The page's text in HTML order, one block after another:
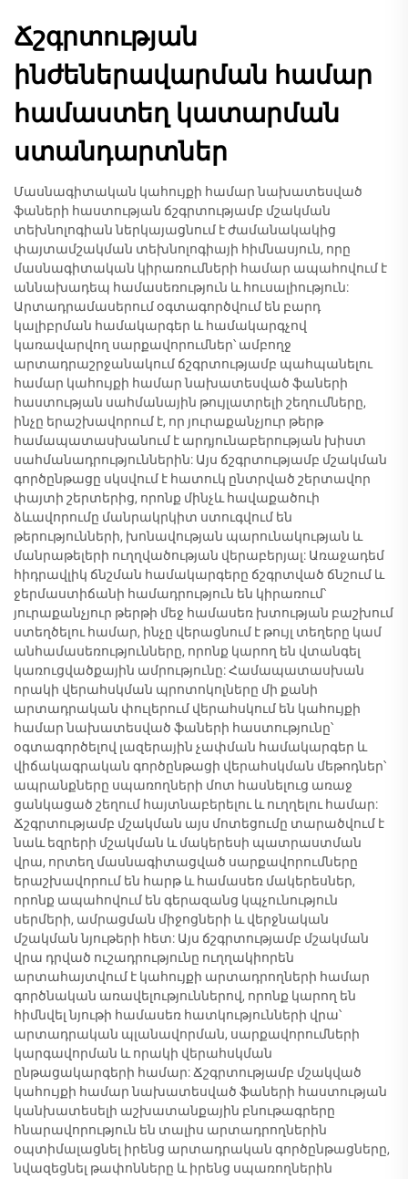
Ճշգրտության
ինժեներավարման համար
համաստեղ կատարման
ստանդարտներ
Մասնագիտական կահույքի համար նախատեսված
ֆաների հաստության ճշգրտությամբ մշակման
տեխնոլոգիան ներկայացնում է ժամանակակից
փայտամշակման տեխնոլոգիայի հիմնասյուն, որը
մասնագիտական կիրառումների համար ապահովում է
աննախադեպ համասեռություն և հուսալիություն:
Արտադրամասերում օգտագործվում են բարդ
կալիբրման համակարգեր և համակարգչով
կառավարվող սարքավորումներ՝ ամբողջ
արտադրաշրջանակում ճշգրտությամբ պահպանելու
համար կահույքի համար նախատեսված ֆաների
հաստության սահմանային թույլատրելի շեղումները,
ինչը երաշխավորում է, որ յուրաքանչյուր թերթ
համապատասխանում է արդյունաբերության խիստ
սահմանադրություններին: Այս ճշգրտությամբ մշակման
գործընթացը սկսվում է հատուկ ընտրված շերտավոր
փայտի շերտերից, որոնք մինչև հավաքածուի
ձևավորումը մանրակրկիտ ստուգվում են
թերությունների, խոնավության պարունակության և
մանրաթելերի ուղղվածության վերաբերյալ: Առաջադեմ
հիդրավլիկ ճնշման համակարգերը ճշգրտված ճնշում և
ջերմաստիճանի համադրություն են կիրառում՝
յուրաքանչյուր թերթի մեջ համասեռ խտության բաշխում
ստեղծելու համար, ինչը վերացնում է թույլ տեղերը կամ
անհամասեռությունները, որոնք կարող են վտանգել
կառուցվածքային ամրությունը: Համապատասխան
որակի վերահսկման պրոտոկոլները մի քանի
արտադրական փուլերում վերահսկում են կահույքի
համար նախատեսված ֆաների հաստությունը՝
օգտագործելով լազերային չափման համակարգեր և
վիճակագրական գործընթացի վերահսկման մեթոդներ՝
ապրանքները սպառողների մոտ հասնելուց առաջ
ցանկացած շեղում հայտնաբերելու և ուղղելու համար:
Ճշգրտությամբ մշակման այս մոտեցումը տարածվում է
նաև եզրերի մշակման և մակերեսի պատրաստման
վրա, որտեղ մասնագիտացված սարքավորումները
երաշխավորում են հարթ և համասեռ մակերեսներ,
որոնք ապահովում են գերազանց կպչունություն
սերմերի, ամրացման միջոցների և վերջնական
մշակման նյութերի հետ: Այս ճշգրտությամբ մշակման
վրա դրված ուշադրությունը ուղղակիորեն
արտահայտվում է կահույքի արտադրողների համար
գործնական առավելություններով, որոնք կարող են
հիմնվել նյութի համասեռ հատկությունների վրա՝
արտադրական պլանավորման, սարքավորումների
կարգավորման և որակի վերահսկման
ընթացակարգերի համար: Ճշգրտությամբ մշակված
կահույքի համար նախատեսված ֆաների հաստության
կանխատեսելի աշխատանքային բնութագրերը
հնարավորություն են տալիս արտադրողներին
օպտիմալացնել իրենց արտադրական գործընթացները,
նվազեցնել թափոնները և իրենց սպառողներին